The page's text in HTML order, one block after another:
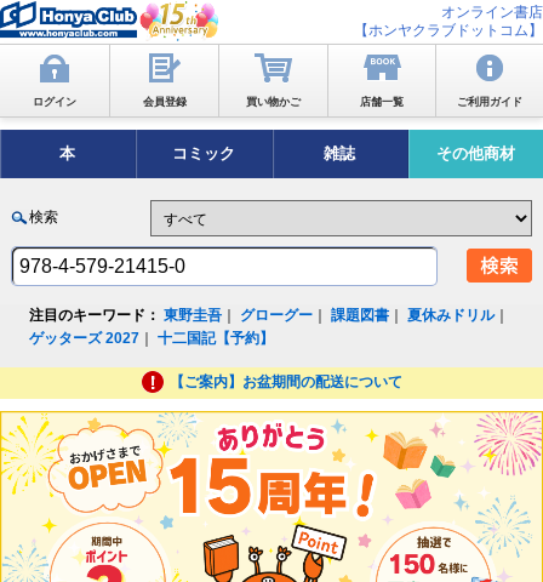
オンライン書店
【ホンヤクラブドットコム】
ログイン 会員登録 買い物かご 店舗一覧 ご利用ガイド
本 コミック 雑誌 その他商材
検索
注目のキーワード： 東野圭吾 グローグー ｜課題図書 ｜夏休みドリル｜
ゲッターズ 2027 ｜十二国記【予約】
【ご案内】お盆期間の配送について